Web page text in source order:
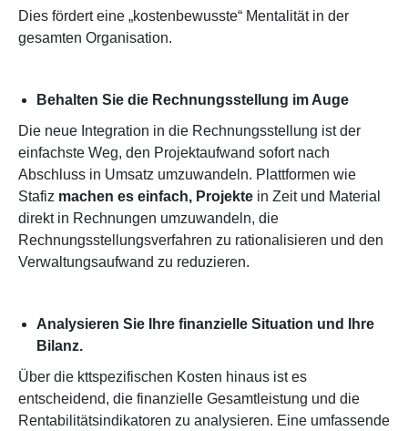
Dies fördert eine „kostenbewusste“ Mentalität in der
gesamten Organisation.
Behalten Sie die Rechnungsstellung im Auge
Die neue Integration in die Rechnungsstellung ist der
einfachste Weg, den Projektaufwand sofort nach
Abschluss in Umsatz umzuwandeln. Plattformen wie
Stafiz machen es einfach, Projekte in Zeit und Material
direkt in Rechnungen umzuwandeln, die
Rechnungsstellungsverfahren zu rationalisieren und den
Verwaltungsaufwand zu reduzieren.
Analysieren Sie Ihre finanzielle Situation und Ihre
Bilanz.
Über die kttspezifischen Kosten hinaus ist es
entscheidend, die finanzielle Gesamtleistung und die
Rentabilitätsindikatoren zu analysieren. Eine umfassende